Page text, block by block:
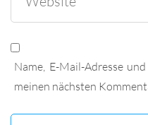
Name, E-Mail-Adresse
meinen nächsten